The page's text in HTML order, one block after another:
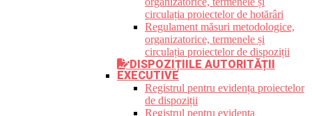
circulația proiectelor de hotărâri
Regulament măsuri metodologice,
organizatorice, termenele și
circulația proiectelor de dispoziții
DISPOZIȚIILE AUTORITĂȚII
EXECUTIVE
Registrul pentru evidența proiectelor
de dispoziții
Registrul pentru evidența